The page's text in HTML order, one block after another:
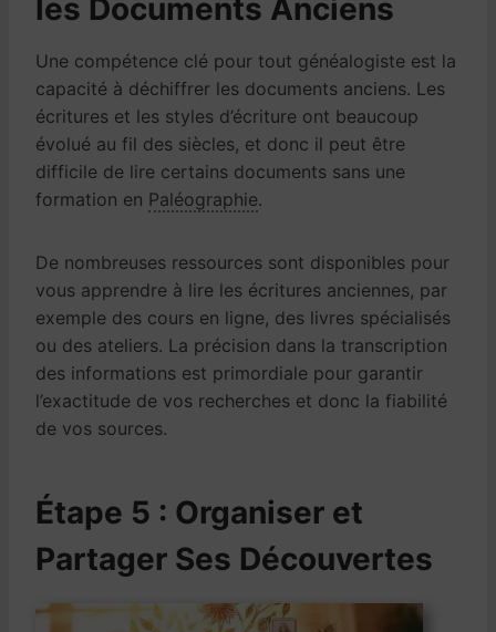
les Documents Anciens
Une compétence clé pour tout généalogiste est la
capacité à déchiffrer les documents anciens. Les
écritures et les styles d’écriture ont beaucoup
évolué au fil des siècles, et donc il peut être
difficile de lire certains documents sans une
formation en Paléographie.
De nombreuses ressources sont disponibles pour
vous apprendre à lire les écritures anciennes, par
exemple des cours en ligne, des livres spécialisés
ou des ateliers. La précision dans la transcription
des informations est primordiale pour garantir
l’exactitude de vos recherches et donc la fiabilité
de vos sources.
Étape 5 : Organiser et
Partager Ses Découvertes